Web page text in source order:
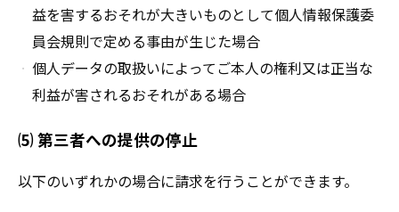
益を害するおそれが大きいものとして個人情報保護委
員会規則で定める事由が生じた場合
個人データの取扱いによってご本人の権利又は正当な
利益が害されるおそれがある場合
⑸ 第三者への提供の停止
以下のいずれかの場合に請求を行うことができます。